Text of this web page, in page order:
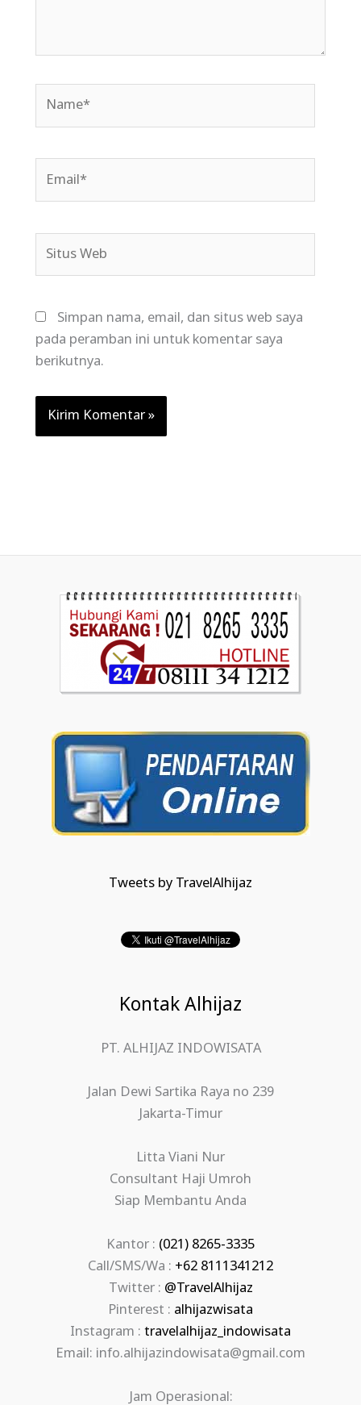
Simpan nama, email, dan situs web saya
pada peramban ini untuk komentar saya
berikutnya.
Tweets by TravelAlhijaz
Kontak Alhijaz
PT. ALHIJAZ INDOWISATA
Jalan Dewi Sartika Raya no 239
Jakarta-Timur
Litta Viani Nur
Consultant Haji Umroh
Siap Membantu Anda
Kantor : (021) 8265-3335
Call/SMS/Wa : +62 8111341212
Twitter : @TravelAlhijaz
Pinterest : alhijazwisata
Instagram : travelalhijaz_indowisata
Email: info.alhijazindowisata@gmail.com
Jam Operasional: